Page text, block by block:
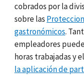
cobrados por la
sobre las
gastronómicos.
empleadores
horas trabajadas y
la aplicación de